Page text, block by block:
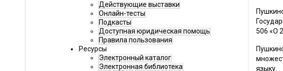
Действующие выставки
Онлайн-тесты
Подкасты
Доступная юридическая помощь
Правила пользования
Ресурсы
Электронный каталог
Электронная библиотека
506 «О
языку.